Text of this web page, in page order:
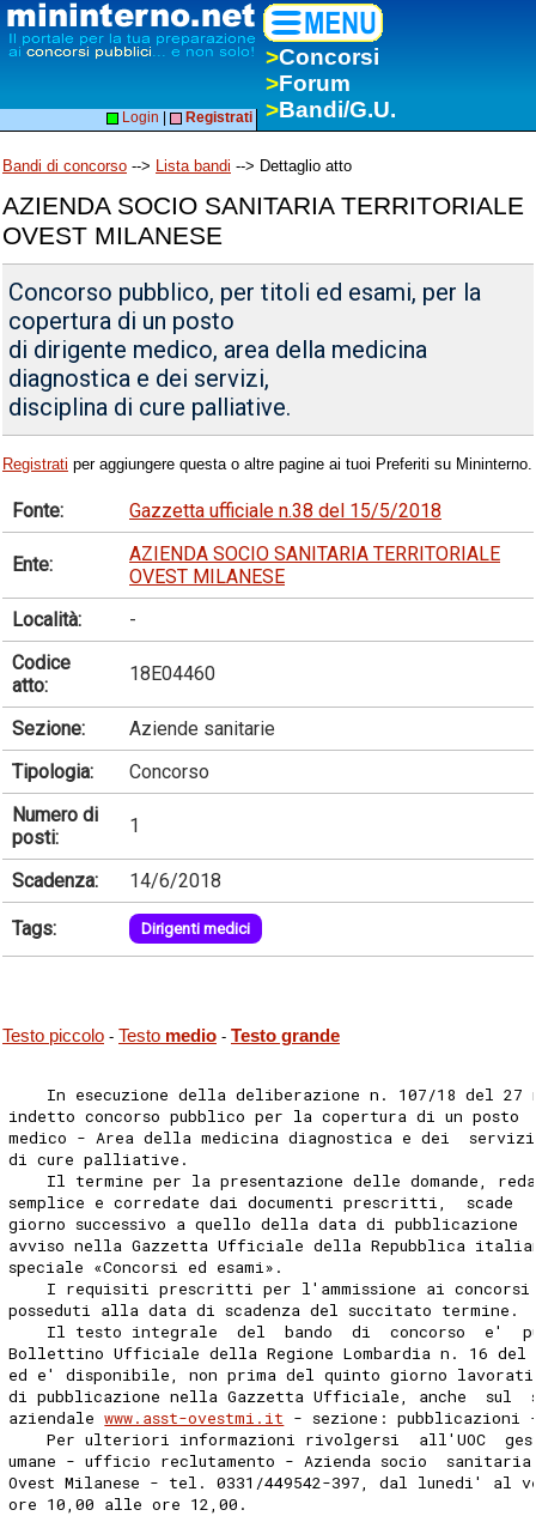
>Concorsi
>Forum
>Bandi/G.U.
Login Registrati
Bandi di concorso --> Lista bandi --> Dettaglio atto
AZIENDA SOCIO SANITARIA TERRITORIALE
OVEST MILANESE
Concorso pubblico, per titoli ed esami, per la
copertura di un posto
di dirigente medico, area della medicina
diagnostica e dei servizi,
disciplina di cure palliative.
Registrati per aggiungere questa o altre pagine ai tuoi Preferiti su Mininterno.
Fonte: Gazzetta ufficiale n.38 del 15/5/2018
Ente:
AZIENDA SOCIO SANITARIA TERRITORIALE
OVEST MILANESE
Località:
-
Codice
atto:
18E04460
Sezione:
Aziende sanitarie
Tipologia:
Concorso
Numero di
posti:
1
Scadenza: 14/6/2018
Tags: Dirigenti medici
Testo piccolo - Testo medio - Testo grande
In esecuzione della deliberazione n. 107/18 del 27
indetto concorso pubblico per la copertura di un
medico - Area della medicina diagnostica e dei
di cure palliative.
Il termine per la presentazione delle domande,
semplice e corredate dai documenti prescritti,  scade
giorno successivo a quello della data di pubblicazione
avviso nella Gazzetta Ufficiale della Repubblica
speciale «Concorsi ed esami».
I requisiti prescritti per l'ammissione ai concorsi
posseduti alla data di scadenza del succitato termine.
Il testo integrale  del  bando  di  concorso  e'
Bollettino Ufficiale della Regione Lombardia n. 16 del
ed e' disponibile, non prima del quinto giorno
di pubblicazione nella Gazzetta Ufficiale, anche  sul
aziendale www.asst-ovestmi.it - sezione:
Per ulteriori informazioni rivolgersi  all'UOC
umane - ufficio reclutamento - Azienda socio
Ovest Milanese - tel. 0331/449542-397, dal lunedi' al
ore 10,00 alle ore 12,00.